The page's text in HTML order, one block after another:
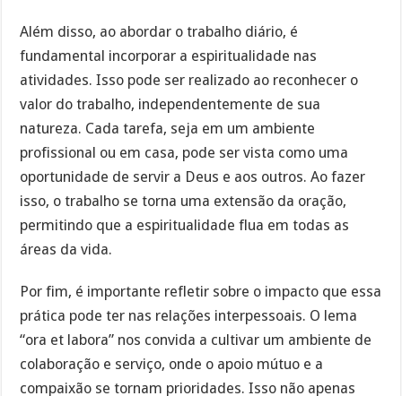
Além disso, ao abordar o trabalho diário, é
fundamental incorporar a espiritualidade nas
atividades. Isso pode ser realizado ao reconhecer o
valor do trabalho, independentemente de sua
natureza. Cada tarefa, seja em um ambiente
profissional ou em casa, pode ser vista como uma
oportunidade de servir a Deus e aos outros. Ao fazer
isso, o trabalho se torna uma extensão da oração,
permitindo que a espiritualidade flua em todas as
áreas da vida.
Por fim, é importante refletir sobre o impacto que essa
prática pode ter nas relações interpessoais. O lema
“ora et labora” nos convida a cultivar um ambiente de
colaboração e serviço, onde o apoio mútuo e a
compaixão se tornam prioridades. Isso não apenas